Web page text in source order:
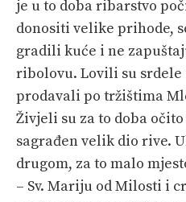
je u to doba ribarstvo
donositi velike prihode,
gradili kuće i ne
ribolovu. Lovili su
prodavali po tržištima
Živjeli su za to doba
sagrađen velik dio rive.
drugom, za to malo
– Sv. Mariju od Milosti i